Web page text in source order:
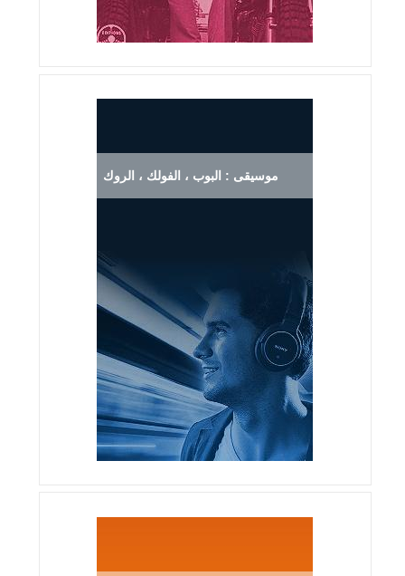
موسيقى : البوب ، الفولك ، الروك